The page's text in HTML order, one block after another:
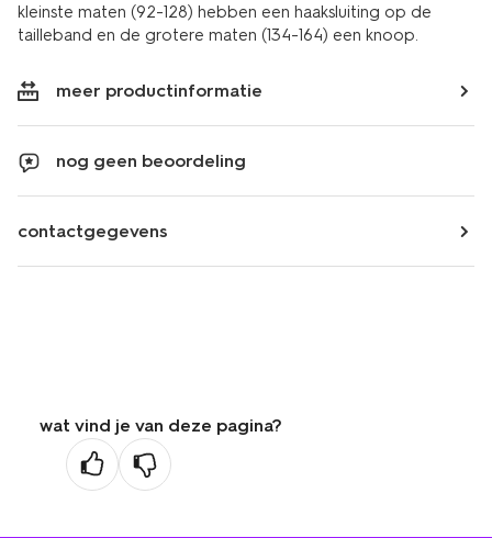
kleinste maten (92-128) hebben een haaksluiting op de
tailleband en de grotere maten (134-164) een knoop.
meer productinformatie
nog geen beoordeling
contactgegevens
wat vind je van deze pagina?